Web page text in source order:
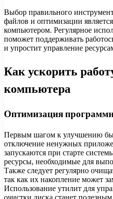
Выбор правильного
файлов и оптимизации
компьютером. Регулярное
поможет поддерживать
и упростит управление
Как ускорить
компьютера
Оптимизация
Первым шагом к улучшению
отключение ненужных
запускаются при старте
ресурсы, необходимые для
Также следует регулярно
так как их накопление может
Использование утилит для